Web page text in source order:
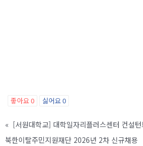
좋아요0 싫어요0
« [서원대학교] 대학일자리플러스센터 컨설
북한이탈주민지원재단 2026년 2차 신규채용